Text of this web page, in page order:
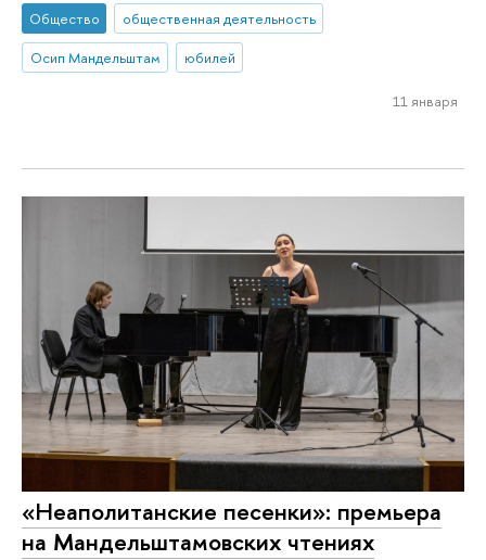
Общество
общественная деятельность
Осип Мандельштам
юбилей
11 января
«Неаполитанские песенки»: премьера
на Мандельштамовских чтениях